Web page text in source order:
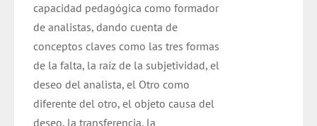
capacidad pedagógica como formador
de analistas, dando cuenta de
conceptos claves como las tres formas
de la falta, la raíz de la subjetividad, el
deseo del analista, el Otro como
diferente del otro, el objeto causa del
deseo, la transferencia, la